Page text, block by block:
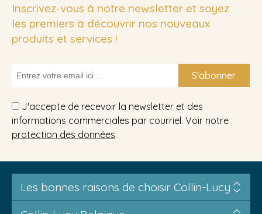
Inscrivez-vous à notre newsletter et soyez
les premiers à découvrir nos nouveaux
produits et services !
S'abonner
J'accepte de recevoir la newsletter et des
informations commerciales par courriel. Voir notre
protection des données.
Les bonnes raisons de choisir Collin-Lucy